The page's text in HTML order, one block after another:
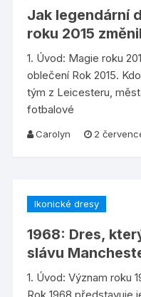
Jak legendární
roku 2015
1. Úvod: Magie roku
oblečení Rok 2015.
tým z Leicesteru,
fotbalové
Carolyn 2
Ikonické dresy
1968: Dres,
slávu
1. Úvod: Význam roku